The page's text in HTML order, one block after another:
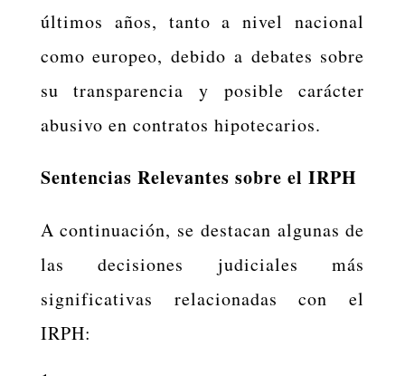
últimos años, tanto a nivel nacional
como europeo, debido a debates sobre
su transparencia y posible carácter
abusivo en contratos hipotecarios.
Sentencias Relevantes sobre el IRPH
A continuación, se destacan algunas de
las decisiones judiciales más
significativas relacionadas con el
IRPH: